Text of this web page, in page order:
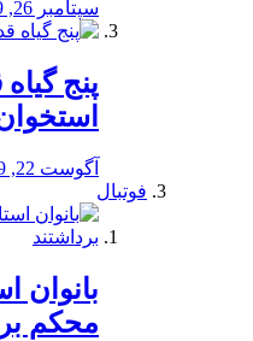
سپتامبر 26, 2019
پنج
آگوست 22, 2019
فوتبال
بانوان
محكم